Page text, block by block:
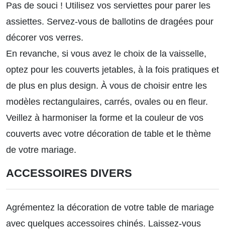
Pas de souci ! Utilisez vos serviettes pour parer les
assiettes. Servez-vous de ballotins de dragées pour
décorer vos verres.
En revanche, si vous avez le choix de la vaisselle,
optez pour les couverts jetables, à la fois pratiques et
de plus en plus design. À vous de choisir entre les
modèles rectangulaires, carrés, ovales ou en fleur.
Veillez à harmoniser la forme et la couleur de vos
couverts avec votre décoration de table et le thème
de votre mariage.
ACCESSOIRES DIVERS
Agrémentez la décoration de votre table de mariage
avec quelques accessoires chinés. Laissez-vous